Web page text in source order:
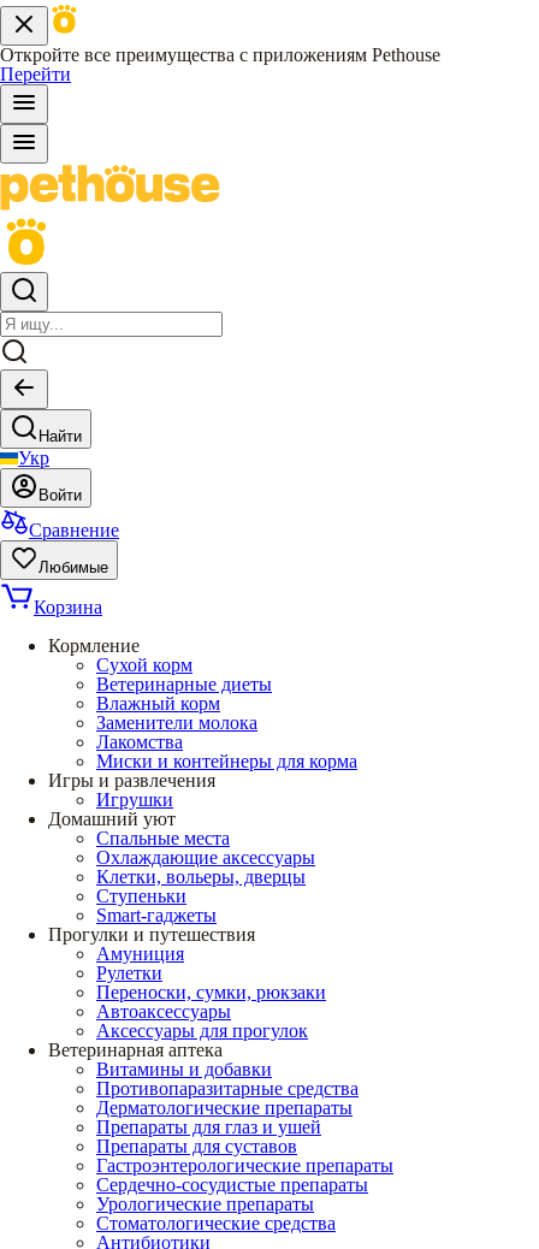
Откройте все преимущества с приложениям Pethouse
Перейти
Найти
Укр
Войти
Сравнение
Любимые
Корзина
Кормление
Сухой корм
Ветеринарные диеты
Влажный корм
Заменители молока
Лакомства
Миски и контейнеры для корма
Игры и развлечения
Игрушки
Домашний уют
Спальные места
Охлаждающие аксессуары
Клетки, вольеры, дверцы
Ступеньки
Smart-гаджеты
Прогулки и путешествия
Амуниция
Рулетки
Переноски, сумки, рюкзаки
Автоаксессуары
Аксессуары для прогулок
Ветеринарная аптека
Витамины и добавки
Противопаразитарные средства
Дерматологические препараты
Препараты для глаз и ушей
Препараты для суставов
Гастроэнтерологические препараты
Сердечно-сосудистые препараты
Урологические препараты
Стоматологические средства
Антибиотики